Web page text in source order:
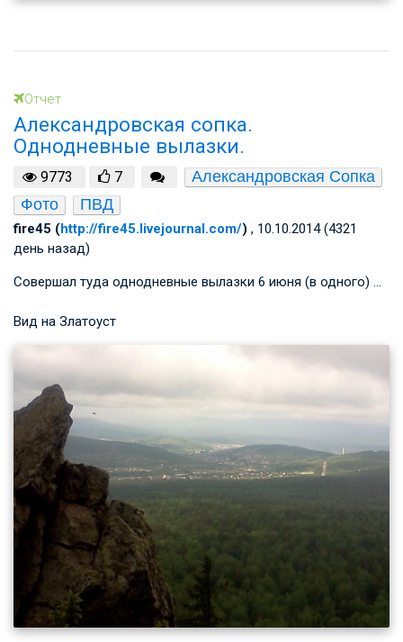
Отчет
Александровская сопка.
Однодневные вылазки.
9773 7
Александровская Сопка
Фото
ПВД
fire45 (http://fire45.livejournal.com/) , 10.10.2014 (4321
день назад)
Совершал туда однодневные вылазки 6 июня (в одного) …
Вид на Златоуст